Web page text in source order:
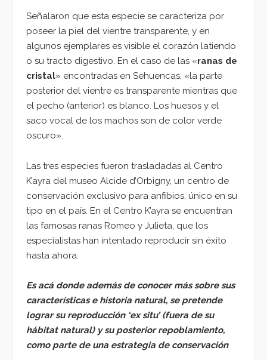
Señalaron que esta especie se caracteriza por
poseer la piel del vientre transparente, y en
algunos ejemplares es visible el corazón latiendo
o su tracto digestivo. En el caso de las «ranas de
cristal» encontradas en Sehuencas, «la parte
posterior del vientre es transparente mientras que
el pecho (anterior) es blanco. Los huesos y el
saco vocal de los machos son de color verde
oscuro».
Las tres especies fueron trasladadas al Centro
K’ayra del museo Alcide d’Orbigny, un centro de
conservación exclusivo para anfibios, único en su
tipo en el país. En el Centro K’ayra se encuentran
las famosas ranas Romeo y Julieta, que los
especialistas han intentado reproducir sin éxito
hasta ahora.
Es acá donde además de conocer más sobre sus
características e historia natural, se pretende
lograr su reproducción ‘ex situ’ (fuera de su
hábitat natural) y su posterior repoblamiento,
como parte de una estrategia de conservación